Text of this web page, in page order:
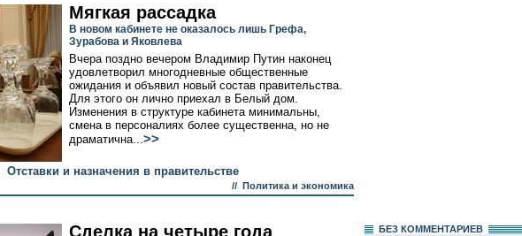
Мягкая рассадка
В новом кабинете не оказалось лишь Грефа,
Зурабова и Яковлева
Вчера поздно вечером Владимир Путин наконец
удовлетворил многодневные общественные
ожидания и объявил новый состав правительства.
Для этого он лично приехал в Белый дом.
Изменения в структуре кабинета минимальны,
смена в персоналиях более существенна, но не
драматична...>>
Отставки и назначения в правительстве
// Политика и экономика
Сделка на четыре года
БЕЗ КОМMЕНТАРИЕВ